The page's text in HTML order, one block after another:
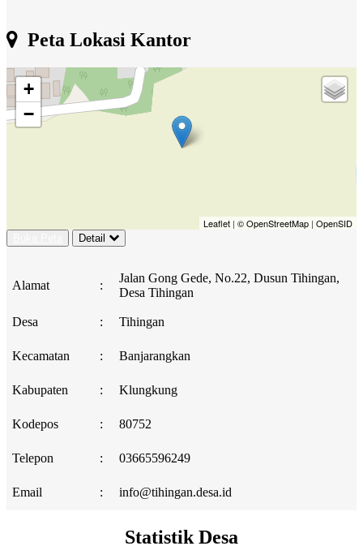
Peta Lokasi Kantor
+
−
Leaflet | © OpenStreetMap | OpenSID
Detail
Alamat :
Jalan Gong Gede, No.22, Dusun Tihingan,
Desa Tihingan
Desa : Tihingan
Kecamatan : Banjarangkan
Kabupaten : Klungkung
Kodepos : 80752
Telepon : 03665596249
Email : info@tihingan.desa.id
Statistik Desa